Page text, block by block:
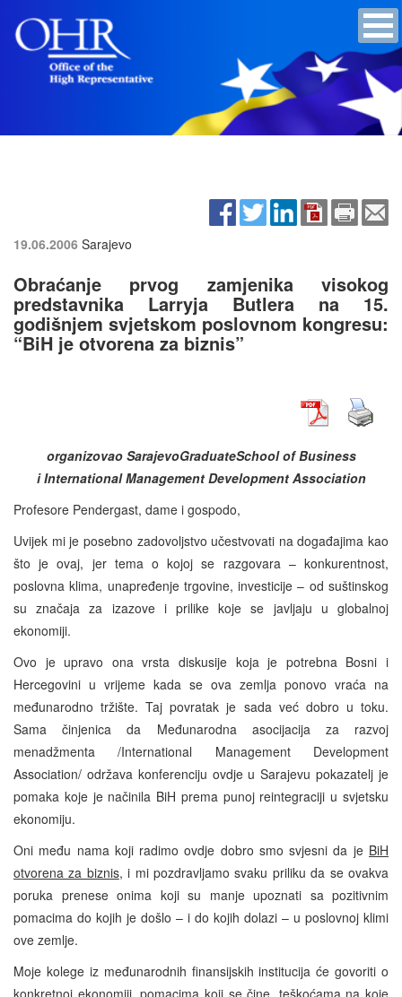
19.06.2006 Sarajevo
Obraćanje prvog zamjenika visokog
predstavnika Larryja Butlera na 15.
godišnjem svjetskom poslovnom kongresu:
“BiH je otvorena za biznis”
organizovao SarajevoGraduateSchoolof Business
i International Management Development Association
Profesore Pendergast, dame i gospodo,
Uvijek mi je posebno zadovoljstvo učestvovati na događajima kao
što je ovaj, jer tema o kojoj se razgovara – konkurentnost,
poslovna klima, unapređenje trgovine, investicije – od suštinskog
su značaja za izazove i prilike koje se javljaju u globalnoj
ekonomiji.
Ovo je upravo ona vrsta diskusije koja je potrebna Bosni i
Hercegovini u vrijeme kada se ova zemlja ponovo vraća na
međunarodno tržište. Taj povratak je sada već dobro u toku.
Sama činjenica da Međunarodna asocijacija za razvoj
menadžmenta /International Management Development
Association/ održava konferenciju ovdje u Sarajevu pokazatelj je
pomaka koje je načinila BiH prema punoj reintegraciji u svjetsku
ekonomiju.
Oni među nama koji radimo ovdje dobro smo svjesni da je BiH
otvorena za biznis, i mi pozdravljamo svaku priliku da se ovakva
poruka prenese onima koji su manje upoznati sa pozitivnim
pomacima do kojih je došlo – i do kojih dolazi – u poslovnoj klimi
ove zemlje.
Moje kolege iz međunarodnih finansijskih institucija će govoriti o
konkretnoj ekonomiji, pomacima koji se čine, teškoćama na koje